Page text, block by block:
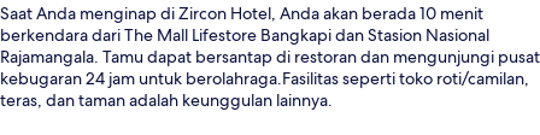
Saat Anda menginap di Zircon Hotel, Anda akan berada 10 menit
berkendara dari The Mall Lifestore Bangkapi dan Stasion Nasional
Rajamangala. Tamu dapat bersantap di restoran dan mengunjungi pusat
kebugaran 24 jam untuk berolahraga.Fasilitas seperti toko roti/camilan,
teras, dan taman adalah keunggulan lainnya.